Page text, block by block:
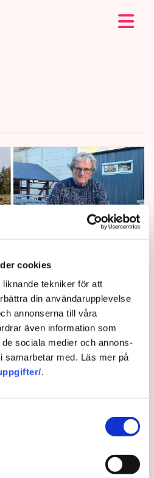
cookies
tekniker för att
din användarupplevelse
annonserna till våra
även information som
sociala medier och annons-
samarbetar med. Läs mer på
.
över
husägare –
tomtvärdet
dammrivningar över hela
göra något åt det.
”Min uppfattning
och länsstyrelser inte har